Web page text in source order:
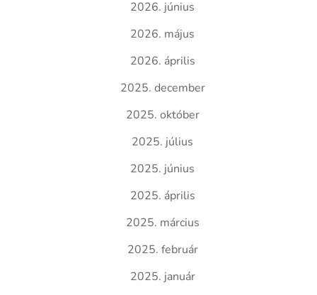
2026. június
2026. május
2026. április
2025. december
2025. október
2025. július
2025. június
2025. április
2025. március
2025. február
2025. január